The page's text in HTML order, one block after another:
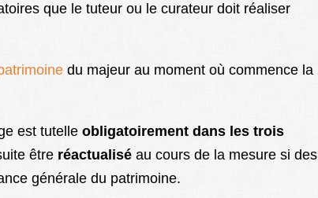
que le tuteur ou le curateur doit réaliser
du majeur au moment où commence la
est tutelle obligatoirement dans les trois
être réactualisé au cours de la mesure si des
générale du patrimoine.